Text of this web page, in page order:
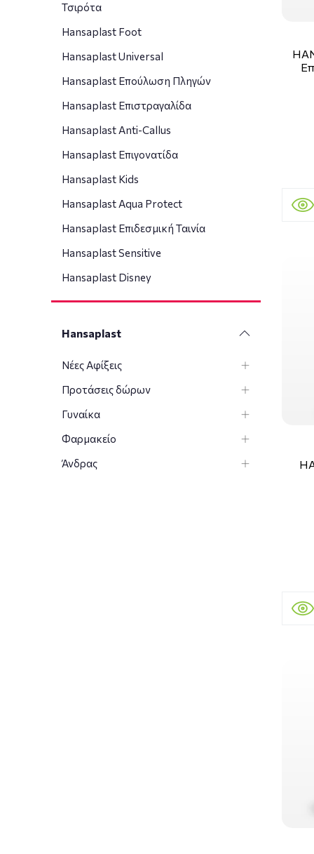
Τσιρότα
Hansaplast Foot
Hansaplast Universal
Hansaplast Επούλωση Πληγών
Hansaplast Επιστραγαλίδα
Hansaplast Anti-Callus
Hansaplast Επιγονατίδα
Hansaplast Kids
Hansaplast Aqua Protect
Hansaplast Επιδεσμική Ταινία
Hansaplast Sensitive
Hansaplast Disney
Hansaplast
Νέες Αφίξεις
Προτάσεις δώρων
Γυναίκα
Φαρμακείο
Άνδρας